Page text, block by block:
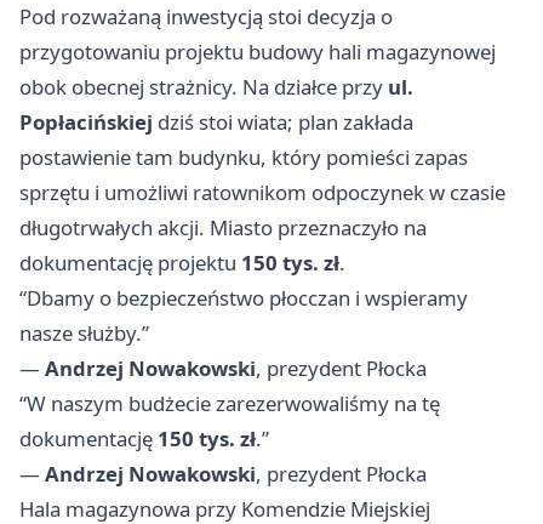
Pod rozważaną inwestycją stoi decyzja o
przygotowaniu projektu budowy hali magazynowej
obok obecnej strażnicy. Na działce przy ul.
Popłacińskiej dziś stoi wiata; plan zakłada
postawienie tam budynku, który pomieści zapas
sprzętu i umożliwi ratownikom odpoczynek w czasie
długotrwałych akcji. Miasto przeznaczyło na
dokumentację projektu 150 tys. zł.
“Dbamy o bezpieczeństwo płocczan i wspieramy
nasze służby.”
— Andrzej Nowakowski, prezydent Płocka
“W naszym budżecie zarezerwowaliśmy na tę
dokumentację 150 tys. zł.”
— Andrzej Nowakowski, prezydent Płocka
Hala magazynowa przy Komendzie Miejskiej